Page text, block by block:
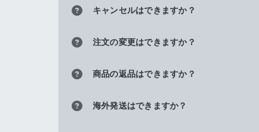
キャンセルはできますか？
注文の変更はできますか？
商品の返品はできますか？
海外発送はできますか？